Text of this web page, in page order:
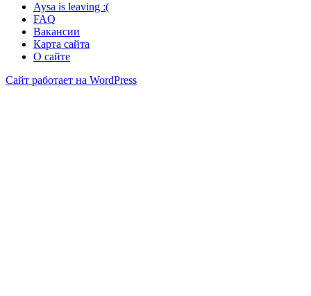
Aysa is leaving :(
FAQ
Вакансии
Карта сайта
О сайте
Сайт работает на WordPress